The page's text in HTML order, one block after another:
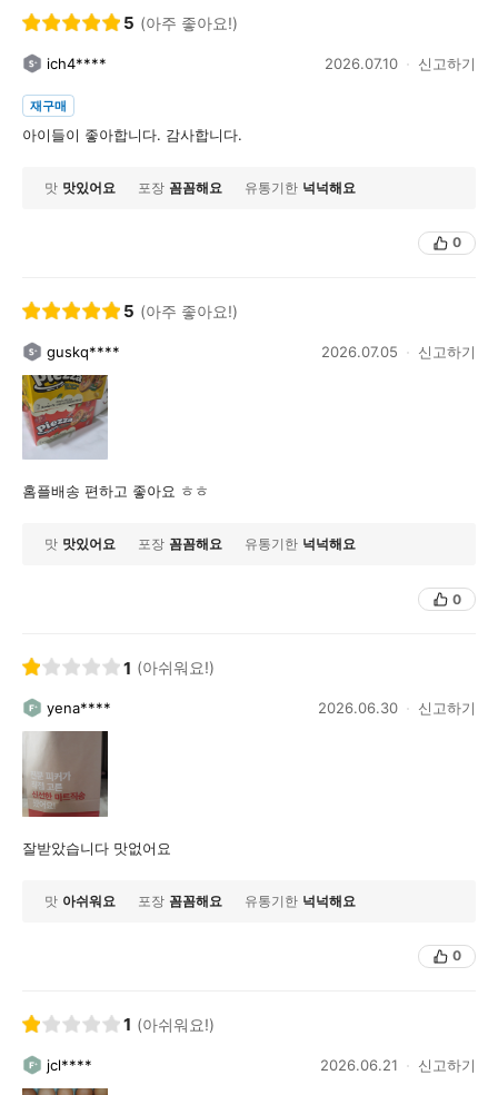
5 (아주 좋아요!)
ich4**** 2026.07.10 신고하기
재구매
아이들이 좋아합니다. 감사합니다.
맛 맛있어요 포장 꼼꼼해요 유통기한 넉넉해요
0
5 (아주 좋아요!)
guskq**** 2026.07.05 신고하기
홈플배송 편하고 좋아요 ㅎㅎ
맛 맛있어요 포장 꼼꼼해요 유통기한 넉넉해요
0
1 (아쉬워요!)
yena**** 2026.06.30 신고하기
잘받았습니다 맛없어요
맛 아쉬워요 포장 꼼꼼해요 유통기한 넉넉해요
0
1 (아쉬워요!)
jcl**** 2026.06.21 신고하기